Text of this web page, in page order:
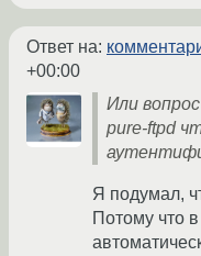
Ответ на:
+00:00
Или
pure-ftpd
Я подумал,
Потому что